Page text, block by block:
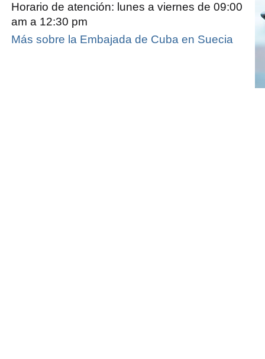
Horario de atención: lunes a viernes de 09:00
am a 12:30 pm
Más sobre la Embajada de Cuba en Suecia